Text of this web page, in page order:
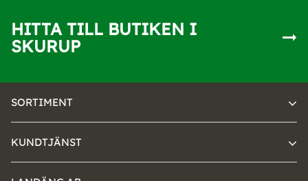
HITTA TILL BUTIKEN I
SKURUP
SORTIMENT
KUNDTJÄNST